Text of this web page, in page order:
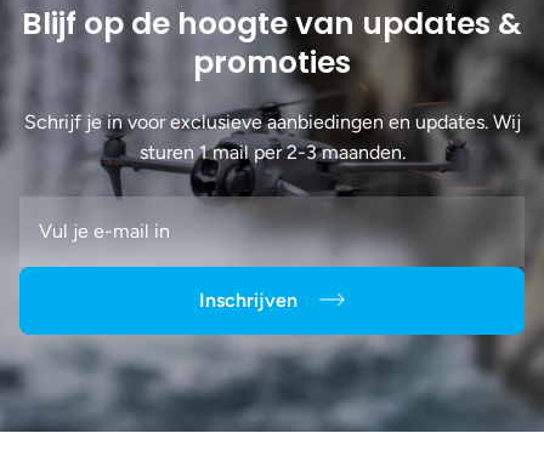
Blijf op de hoogte van updates &
promoties
Schrijf je in voor exclusieve aanbiedingen en updates. Wij
sturen 1 mail per 2-3 maanden.
Inschrijven